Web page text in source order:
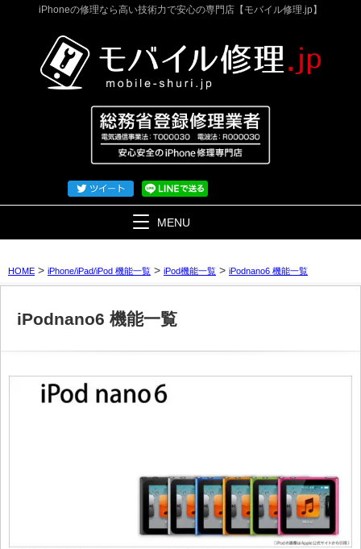
iPhoneの修理なら高い技術力で安心の専門店【モバイル修理.jp】
MENU
HOME > iPhone/iPad/iPod 機能一覧 > iPod機能一覧 > iPodnano6 機能一覧
iPodnano6 機能一覧